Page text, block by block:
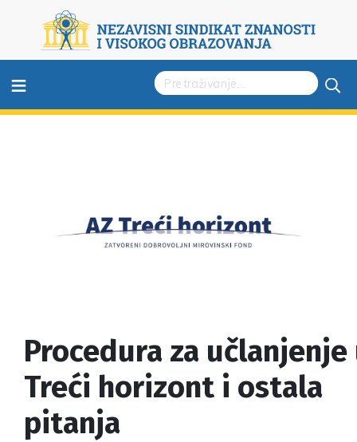
≡
Procedura za učlanjenje
Treći horizont i ostala
pitanja